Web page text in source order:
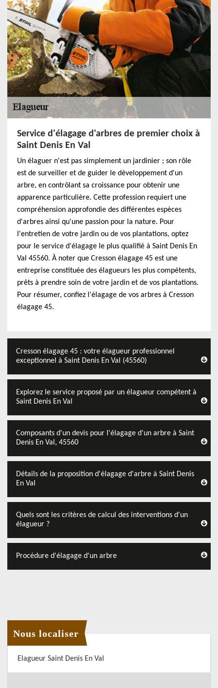
Service d'élagage d'arbres de premier choix à
Saint Denis En Val
Un élaguer n'est pas simplement un jardinier ; son rôle
est de surveiller et de guider le développement d'un
arbre, en contrôlant sa croissance pour obtenir une
apparence particulière. Cette profession requiert une
compréhension approfondie des différentes espèces
d'arbres ainsi qu'une passion pour la nature. Pour
l'entretien de votre jardin ou de vos plantations, optez
pour le service d'élagage le plus qualifié à Saint Denis En
Val 45560. À noter que Cresson élagage 45 est une
entreprise constituée des élagueurs les plus compétents,
prêts à prendre soin de votre jardin et de vos plantations.
Pour résumer, confiez l'élagage de vos arbres à Cresson
élagage 45.
Cresson élagage 45 : votre élagueur professionnel
exceptionnel à Saint Denis En Val (45560)
Explorez le service proposé par un élagueur compétent à
Saint Denis En Val
Composants d'un devis pour l'élagage d'un arbre à Saint
Denis En Val, 45560
Détails de la proposition d'élagage d'arbre à Saint Denis
En Val
Quels sont les critères de calcul des interventions d'un
élagueur ?
Procédure d'élagage d'un arbre
Nous localiser
Elagueur Saint Denis En Val